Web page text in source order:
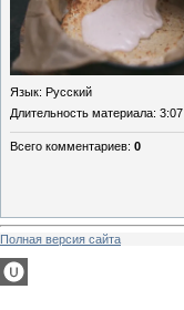
Язык: Русский
Длительность материала: 3:07
Всего комментариев: 0
Полная версия сайта